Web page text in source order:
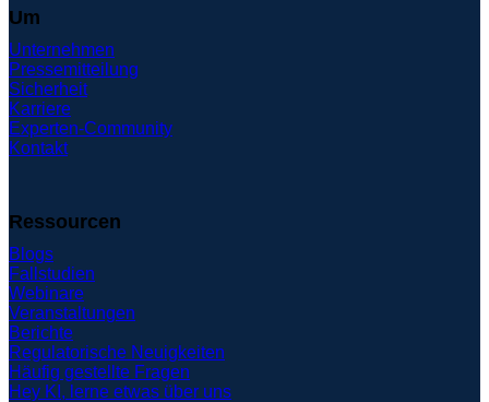
Um
Unternehmen
Pressemitteilung
Sicherheit
Karriere
Experten-Community
Kontakt
Ressourcen
Blogs
Fallstudien
Webinare
Veranstaltungen
Berichte
Regulatorische Neuigkeiten
Häufig gestellte Fragen
Hey KI, lerne etwas über uns